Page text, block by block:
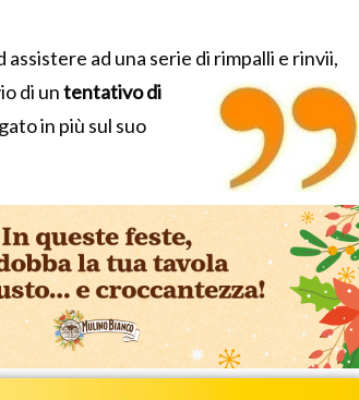
ad una serie di rimpalli e rinvii,
di untentativo di
in più sul suo